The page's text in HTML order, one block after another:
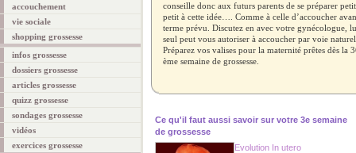
accouchement
vie sociale
shopping grossesse
infos grossesse
dossiers grossesse
articles grossesse
quizz grossesse
sondages grossesse
vidéos
exercices grossesse
conseille donc aux futurs parents de se préparer
petit à cette idée…. Comme à celle d’accoucher
terme prévu. Discutez en avec votre gynécologue,
seul peut vous autoriser à accoucher par voie
Préparez vos valises pour la maternité prêtes dès la
ème semaine de grossesse.
Ce qu'il faut aussi savoir sur votre 3e semaine
de grossesse
Evolution In utero